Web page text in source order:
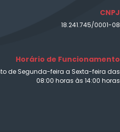
CNPJ
18.241.745/0001-08
Horário de Funcionamento
de Segunda-feira a Sexta-feira das
08:00 horas às 14:00 horas